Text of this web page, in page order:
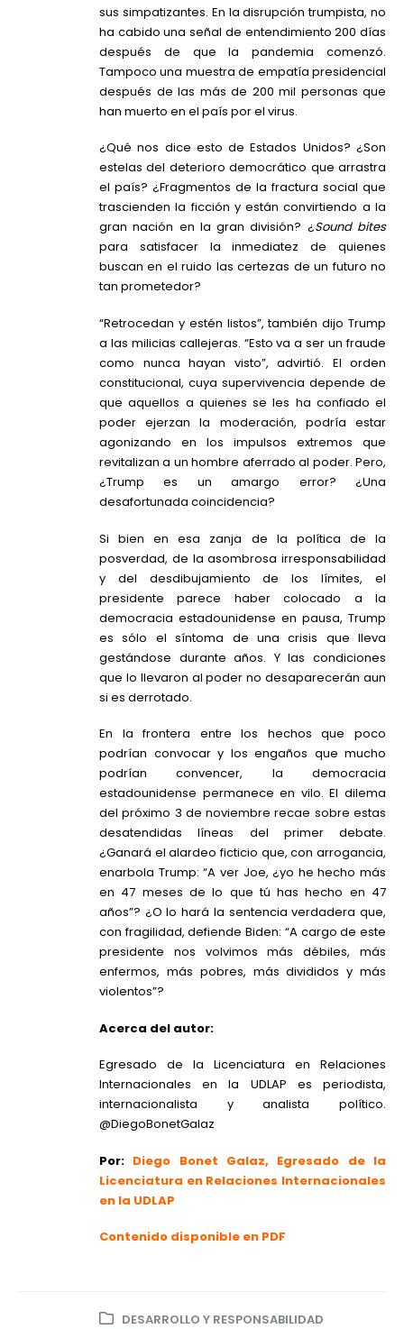
sus simpatizantes. En la disrupción trumpista, no
ha cabido una señal de entendimiento 200 días
después de que la pandemia comenzó.
Tampoco una muestra de empatía presidencial
después de las más de 200 mil personas que
han muerto en el país por el virus.
¿Qué nos dice esto de Estados Unidos? ¿Son
estelas del deterioro democrático que arrastra
el país? ¿Fragmentos de la fractura social que
trascienden la ficción y están convirtiendo a la
gran nación en la gran división? ¿Sound bites
para satisfacer la inmediatez de quienes
buscan en el ruido las certezas de un futuro no
tan prometedor?
“Retrocedan y estén listos”, también dijo Trump
a las milicias callejeras. “Esto va a ser un fraude
como nunca hayan visto”, advirtió. El orden
constitucional, cuya supervivencia depende de
que aquellos a quienes se les ha confiado el
poder ejerzan la moderación, podría estar
agonizando en los impulsos extremos que
revitalizan a un hombre aferrado al poder. Pero,
¿Trump es un amargo error? ¿Una
desafortunada coincidencia?
Si bien en esa zanja de la política de la
posverdad, de la asombrosa irresponsabilidad
y del desdibujamiento de los límites, el
presidente parece haber colocado a la
democracia estadounidense en pausa, Trump
es sólo el síntoma de una crisis que lleva
gestándose durante años. Y las condiciones
que lo llevaron al poder no desaparecerán aun
si es derrotado.
En la frontera entre los hechos que poco
podrían convocar y los engaños que mucho
podrían convencer, la democracia
estadounidense permanece en vilo. El dilema
del próximo 3 de noviembre recae sobre estas
desatendidas líneas del primer debate.
¿Ganará el alardeo ficticio que, con arrogancia,
enarbola Trump: “A ver Joe, ¿yo he hecho más
en 47 meses de lo que tú has hecho en 47
años”? ¿O lo hará la sentencia verdadera que,
con fragilidad, defiende Biden: “A cargo de este
presidente nos volvimos más débiles, más
enfermos, más pobres, más divididos y más
violentos”?
Acerca del autor:
Egresado de la Licenciatura en Relaciones
Internacionales en la UDLAP es periodista,
internacionalista y analista político.
@DiegoBonetGalaz
Por: Diego Bonet Galaz, Egresado de la
Licenciatura en Relaciones Internacionales
en la UDLAP
Contenido disponible en PDF
DESARROLLO Y RESPONSABILIDAD